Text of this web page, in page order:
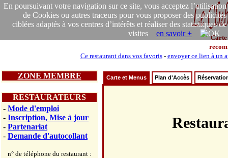
En poursuivant votre navigation sur ce site, vous acceptez l’utilisation
de Cookies ou autres traceurs pour vous proposer des publicités
ciblées adaptés à vos centres d’intérêts et réaliser des statistiques de
visites en savoir +
Carte
Ce restaurant dans vos favoris- envoyer ce lien à un
ZONE MEMBRE
RESTAURATEURS
- Mode d'emploi
- Inscription, Mise à jour
- Partenariat
- Demande d'autocollant
n° de téléphone du restaurant :
Carte et Menus Plan d'Accès